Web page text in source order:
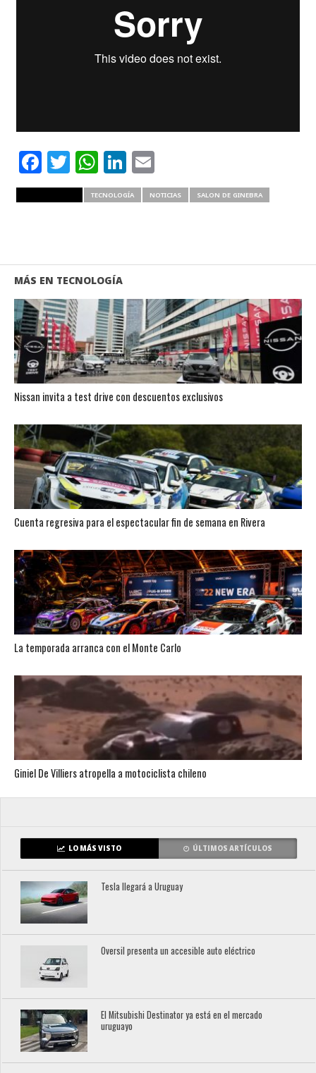
Facebook
Twitter
WhatsApp
LinkedIn
Email
TECNOLOGÍA NOTICIAS SALON DE GINEBRA
MÁS EN TECNOLOGÍA
Nissan invita a test drive con descuentos exclusivos
Cuenta regresiva para el espectacular fin de semana en Rivera
La temporada arranca con el Monte Carlo
Giniel De Villiers atropella a motociclista chileno
LO MÁS VISTO ÚLTIMOS ARTÍCULOS
Tesla llegará a Uruguay
Oversil presenta un accesible auto eléctrico
El Mitsubishi Destinator ya está en el mercado
uruguayo